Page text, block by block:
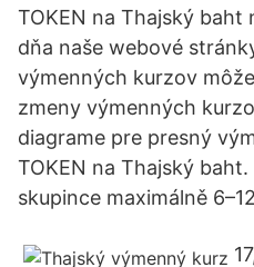
TOKEN na Thajský baht
dňa naše webové
výmenných kurzov
zmeny výmenných
diagrame pre presný
TOKEN na Thajský
skupince maximálně